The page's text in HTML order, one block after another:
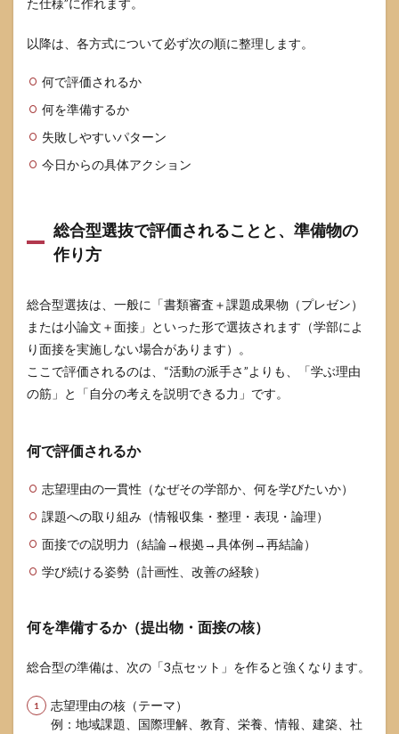
た仕様”に作れます。
以降は、各方式について必ず次の順に整理します。
何で評価されるか
何を準備するか
失敗しやすいパターン
今日からの具体アクション
総合型選抜で評価されることと、準備物の
作り方
総合型選抜は、一般に「書類審査＋課題成果物（プレゼン）
または小論文＋面接」といった形で選抜されます（学部によ
り面接を実施しない場合があります）。
ここで評価されるのは、“活動の派手さ”よりも、「学ぶ理由
の筋」と「自分の考えを説明できる力」です。
何で評価されるか
志望理由の一貫性（なぜその学部か、何を学びたいか）
課題への取り組み（情報収集・整理・表現・論理）
面接での説明力（結論→根拠→具体例→再結論）
学び続ける姿勢（計画性、改善の経験）
何を準備するか（提出物・面接の核）
総合型の準備は、次の「3点セット」を作ると強くなります。
志望理由の核（テーマ）
例：地域課題、国際理解、教育、栄養、情報、建築、社